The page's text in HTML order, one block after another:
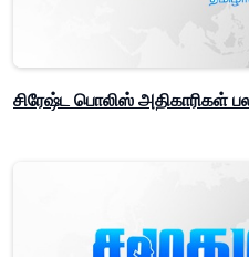
சிரேஷ்ட பொலிஸ் அதிகாரிகள்